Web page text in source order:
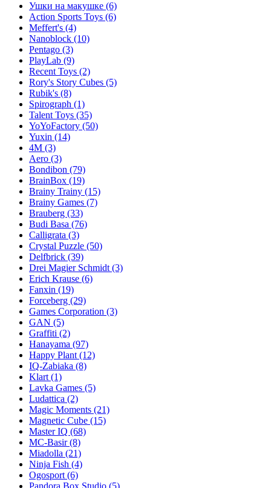
Ушки на макушке (6)
Action Sports Toys (6)
Meffert's (4)
Nanoblock (10)
Pentago (3)
PlayLab (9)
Recent Toys (2)
Rory's Story Cubes (5)
Rubik's (8)
Spirograph (1)
Talent Toys (35)
YoYoFactory (50)
Yuxin (14)
4M (3)
Aero (3)
Bondibon (79)
BrainBox (19)
Brainy Trainy (15)
Brainy Games (7)
Brauberg (33)
Budi Basa (76)
Calligrata (3)
Crystal Puzzle (50)
Delfbrick (39)
Drei Magier Schmidt (3)
Erich Krause (6)
Fanxin (19)
Forceberg (29)
Games Corporation (3)
GAN (5)
Graffiti (2)
Hanayama (97)
Happy Plant (12)
IQ-Zabiaka (8)
Klart (1)
Lavka Games (5)
Ludattica (2)
Magic Moments (21)
Magnetic Cube (15)
Master IQ (68)
MC-Basir(8)
Miadolla (21)
Ninja Fish (4)
Ogosport (6)
Pandora Box Studio (5)